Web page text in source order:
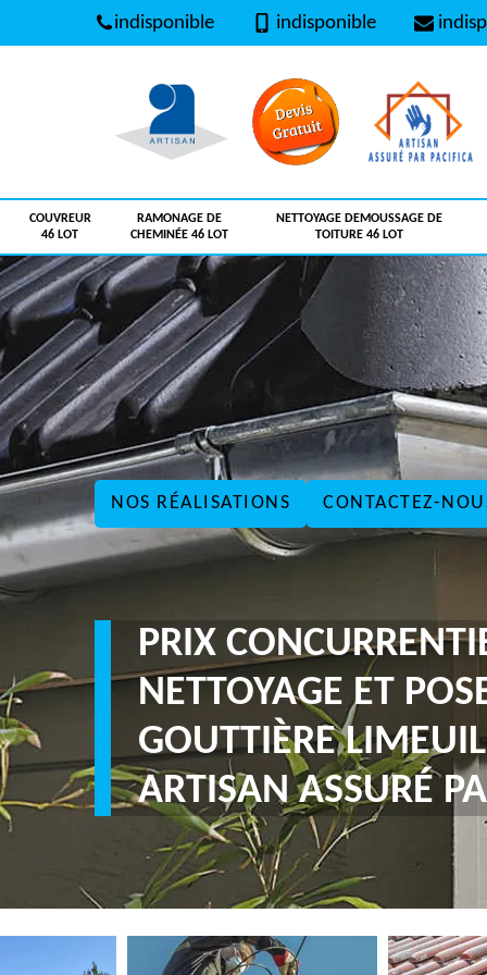
indisponible indisponible
COUVREUR
46 LOT
RAMONAGE DE
CHEMINÉE 46 LOT
NETTOYAGE DEMOUSSAGE DE
TOITURE 46 LOT
NOS RÉALISATIONS CONTACTEZ-
PRIX
NETTOYAGE ET
GOUTTIÈRE
ARTISAN ASSURÉ